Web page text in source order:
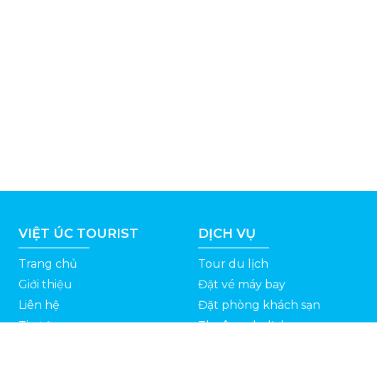
VIỆT ÚC TOURIST
Trang chủ
Giới thiệu
Liên hệ
Tin tức
DỊCH VỤ
Tour du lịch
Đặt vé máy bay
Đặt phòng khách sạn
Thuê xe du lịch